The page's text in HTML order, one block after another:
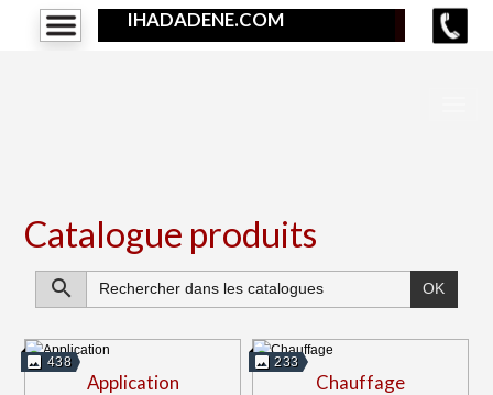
IHADADENE.COM
Catalogue produits
OK
438
Application
233
Chauffage